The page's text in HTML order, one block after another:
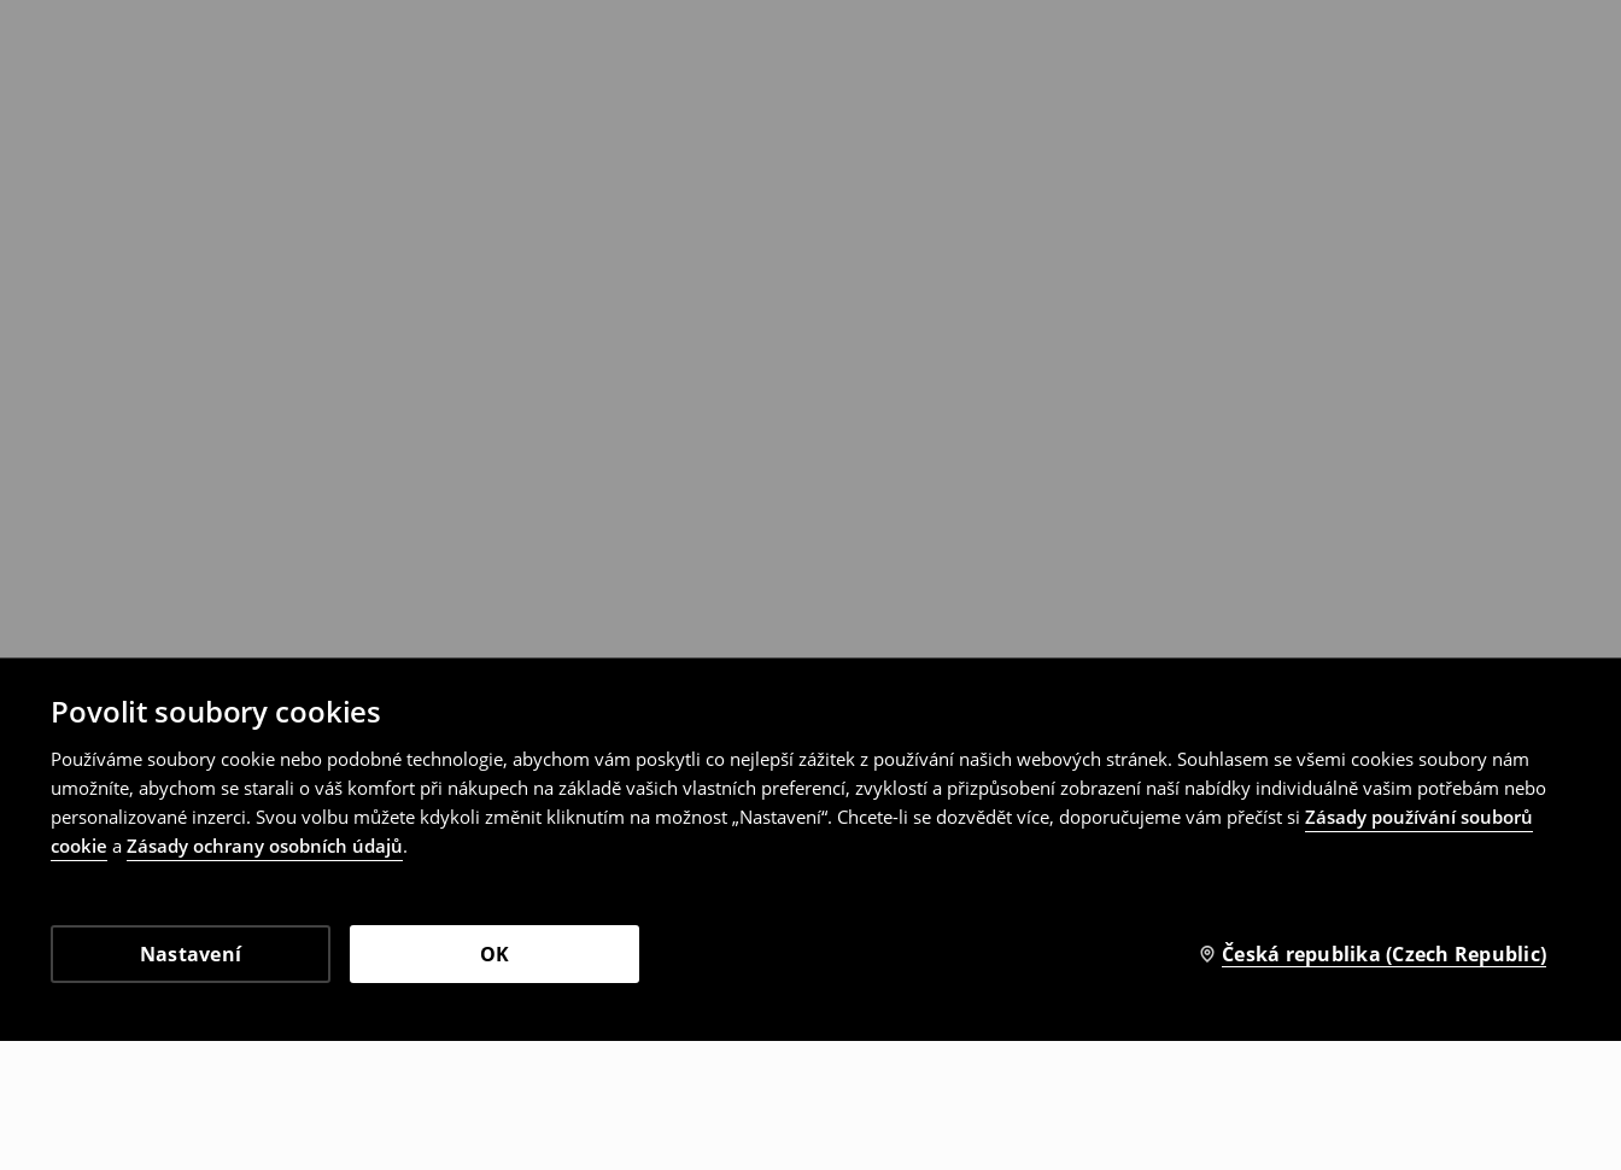
Povolit soubory cookies
Používáme soubory cookie nebo podobné technologie, abychom vám poskytli co nejlepší zážitek z používání našich webových stránek. Souhlasem se všemi cookies soubory nám
umožníte, abychom se starali o váš komfort při nákupech na základě vašich vlastních preferencí, zvyklostí a přizpůsobení zobrazení naší nabídky individuálně vašim potřebám nebo
personalizované inzerci. Svou volbu můžete kdykoli změnit kliknutím na možnost „Nastavení“. Chcete-li se dozvědět více, doporučujeme vám přečíst si Zásady používání souborů
cookie a Zásady ochrany osobních údajů.
Nastavení OK Česká republika (Czech Republic)